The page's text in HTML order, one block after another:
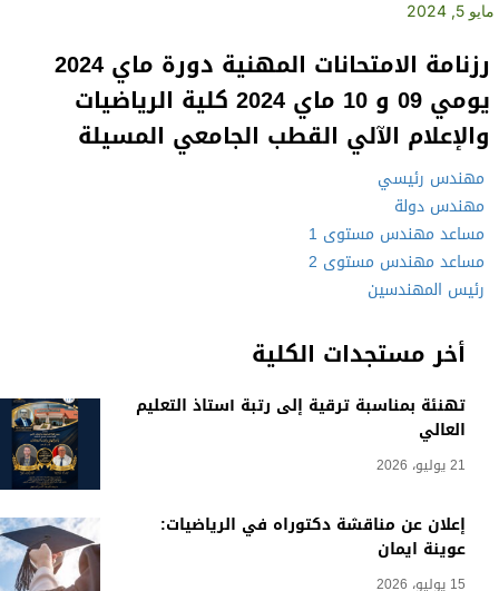
أخر مستجدات الكلية
تهنئة بمناسبة ترقية إلى رتبة أستاذ التعليم
العالي
21 يوليو، 2026
إعلان عن مناقشة دكتوراه في الرياضيات:
عوينة ايمان
15 يوليو، 2026
مايو 5, 2024
رزنامة الامتحانات المهنية دورة ماي 2024
يومي 09 و 10 ماي 2024 كلية الرياضيات
والإعلام الآلي القطب الجامعي المسيلة
مهندس رئيسي
مهندس دولة
مساعد مهندس مستوى 1
مساعد مهندس مستوى 2
رئيس المهندسين